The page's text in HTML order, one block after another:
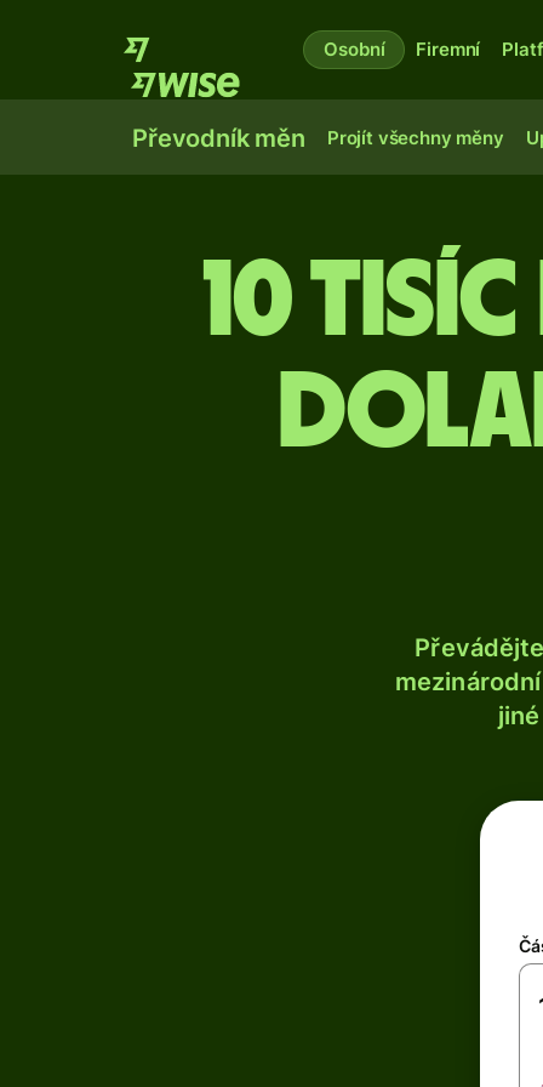
Osobní Firemní
Převodník měn Projít všechny měny
10